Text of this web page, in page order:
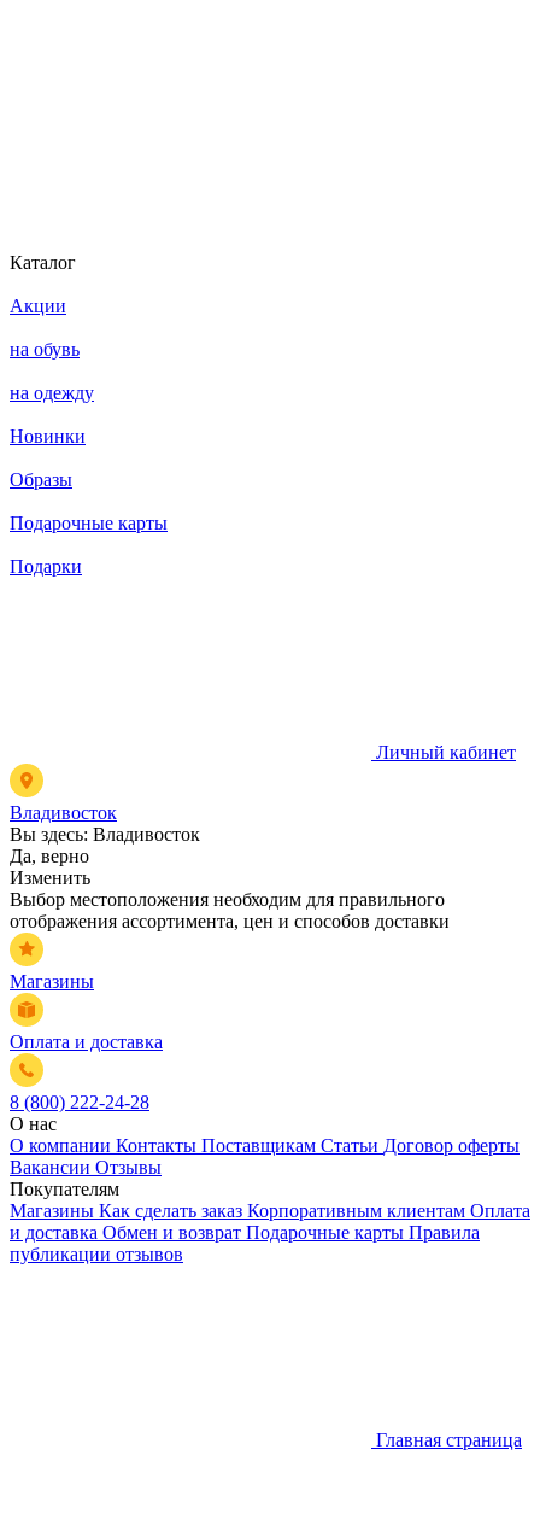
Каталог
Акции
на обувь
на одежду
Новинки
Образы
Подарочные карты
Подарки
Личный кабинет
Владивосток
Вы здесь: Владивосток
Да, верно
Изменить
Выбор местоположения необходим для правильного
отображения ассортимента, цен и способов доставки
Магазины
Оплата и доставка
8 (800) 222-24-28
О нас
О компании Контакты Поставщикам Статьи Договор оферты
Вакансии Отзывы
Покупателям
Магазины Как сделать заказ Корпоративным клиентам Оплата
и доставка Обмен и возврат Подарочные карты Правила
публикации отзывов
Главная страница